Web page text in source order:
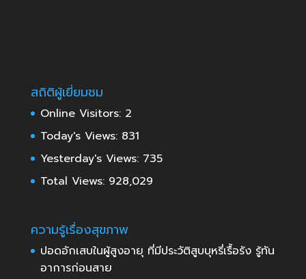
สถิติผู้เยี่ยมชม
Online Visitors: 2
Today's Views: 831
Yesterday's Views: 735
Total Views: 928,029
ความรู้เรื่องสุขภาพ
ปอดอักเสบในผู้สูงอายุ ที่มีประวัติสูบบุหรี่เรื้อรัง รู้ทัน
อาการก่อนสาย